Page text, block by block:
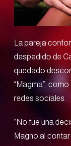
La pareja
despedido de
quedado
“Magma”,
redes sociales.
“No fue una
Magno al